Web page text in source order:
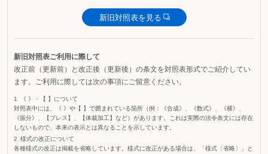
新旧対照表を見る
新旧対照表ご利用に際して
改正前（更新前）と改正後（更新後）の条文を対照表形式でご紹介してい
ます。ご利用に際しては次の事項にご留意ください。
《 》・【 】について
対照表中には、《 》や【 】で囲まれている箇所（例：《合成》、《数式》、《横》、
《振分》、【ブレス】、【体裁加工】など）があります。これは実際の法令条文には存在
しないもので、本来の表示とは異なることを示しています。
様式の改正について
各種様式の改正は掲載を省略しています。様式に改正がある場合は、「様式〔省略〕」と